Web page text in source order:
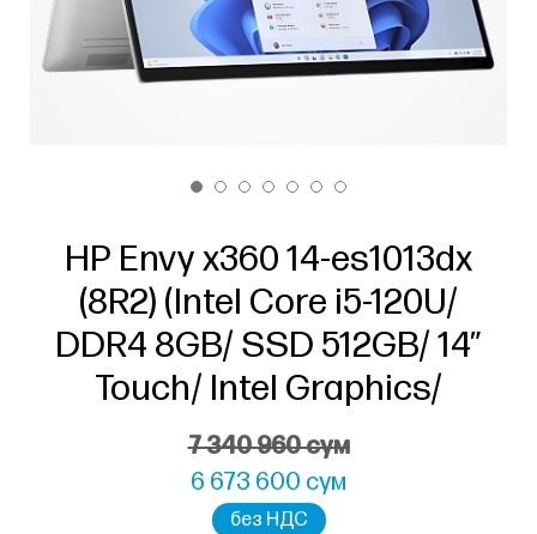
HP Envy x360 14-es1013dx
(8R2) (Intel Core i5-120U/
DDR4 8GB/ SSD 512GB/ 14″
Touch/ Intel Graphics/
7 340 960 сум
6 673 600 сум
без НДС